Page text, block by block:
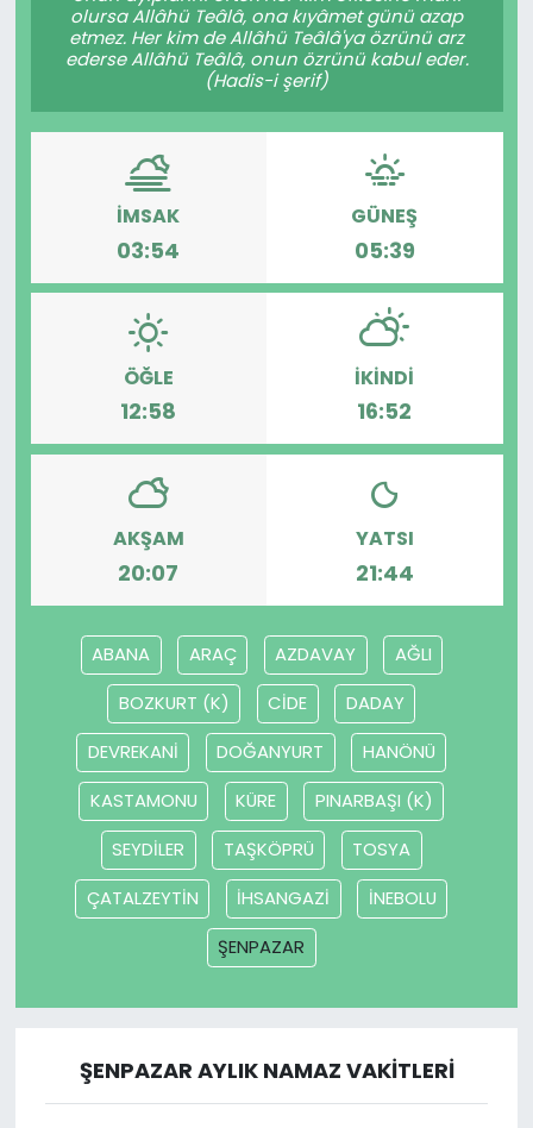
olursa Allâhü Teâlâ, ona kıyâmet günü azap
etmez. Her kim de Allâhü Teâlâ'ya özrünü arz
ederse Allâhü Teâlâ, onun özrünü kabul eder.
(Hadis-i şerif)
İMSAK
03:54
GÜNEŞ
05:39
ÖĞLE
12:58
İKINDI
16:52
AKŞAM
20:07
YATSI
21:44
ABANA ARAÇ AZDAVAY
AĞLI
BOZKURT (K)
CİDE
DADAY
DEVREKANİ
DOĞANYURT
HANÖNÜ
KASTAMONU
KÜRE
PINARBAŞI (K)
SEYDİLER
TAŞKÖPRÜ
TOSYA
ÇATALZEYTİN
İHSANGAZİ
İNEBOLU
ŞENPAZAR
ŞENPAZAR AYLIK NAMAZ VAKITLERI